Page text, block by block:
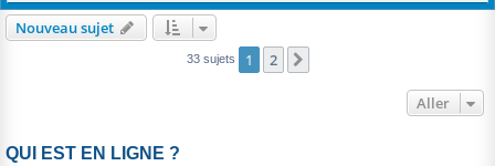
Nouveau sujet
33 sujets 1 2
Aller
QUI EST EN LIGNE ?